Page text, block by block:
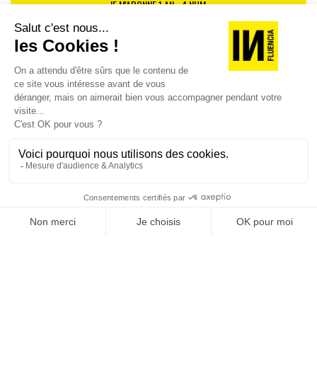
JE M'ABONNE 1 AN - 4 NUM.
JE DÉCOUVRE LES NUMÉROS PRÉCÉDENTS
Je suis déjà abonné(e) :je consulte la revue en